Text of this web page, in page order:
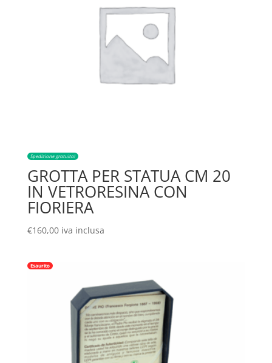
Spedizione gratuita!
GROTTA PER STATUA CM 20
IN VETRORESINA CON
FIORIERA
€160,00 iva inclusa
Esaurito